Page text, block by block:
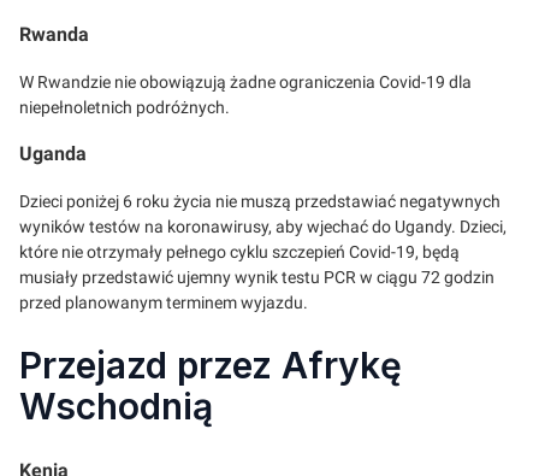
Rwanda
W Rwandzie nie obowiązują żadne ograniczenia Covid-19 dla
niepełnoletnich podróżnych.
Uganda
Dzieci poniżej 6 roku życia nie muszą przedstawiać negatywnych
wyników testów na koronawirusy, aby wjechać do Ugandy. Dzieci,
które nie otrzymały pełnego cyklu szczepień Covid-19, będą
musiały przedstawić ujemny wynik testu PCR w ciągu 72 godzin
przed planowanym terminem wyjazdu.
Przejazd przez Afrykę
Wschodnią
Kenia